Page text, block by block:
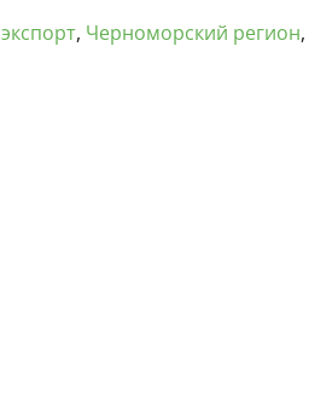
экспорт, Черноморский регион,